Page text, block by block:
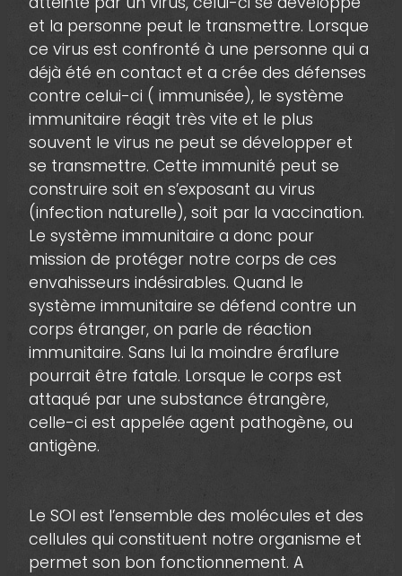
et la personne peut le transmettre. Lorsque
ce virus est confronté à une personne qui a
déjà été en contact et a crée des défenses
contre celui-ci ( immunisée), le système
immunitaire réagit très vite et le plus
souvent le virus ne peut se développer et
se transmettre. Cette immunité peut se
construire soit en s’exposant au virus
(infection naturelle), soit par la vaccination.
Le système immunitaire a donc pour
mission de protéger notre corps de ces
envahisseurs indésirables. Quand le
système immunitaire se défend contre un
corps étranger, on parle de réaction
immunitaire. Sans lui la moindre éraflure
pourrait être fatale. Lorsque le corps est
attaqué par une substance étrangère,
celle-ci est appelée agent pathogène, ou
antigène.
Le SOI est l’ensemble des molécules et des
cellules qui constituent notre organisme et
permet son bon fonctionnement. A